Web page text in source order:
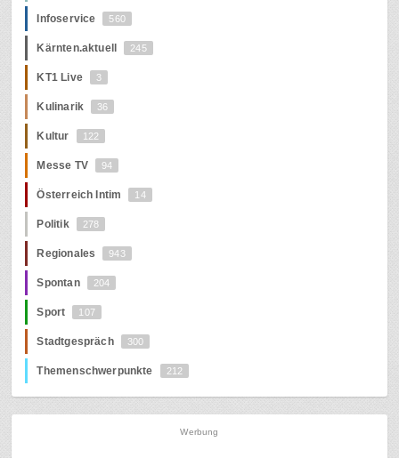
Infoservice 560
Kärnten.aktuell 245
KT1 Live 3
Kulinarik 36
Kultur 122
Messe TV 94
Österreich Intim 14
Politik 278
Regionales 943
Spontan 204
Sport 107
Stadtgespräch 300
Themenschwerpunkte 212
Werbung